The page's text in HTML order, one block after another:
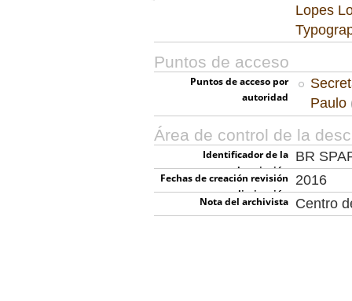
Lopes
Puntos de acceso
Puntos de acceso por
autoridad
Paulo
Área de control de la
Identificador de la
descripción
BR
Fechas de creación revisión
eliminación
2016
Nota del archivista Centro